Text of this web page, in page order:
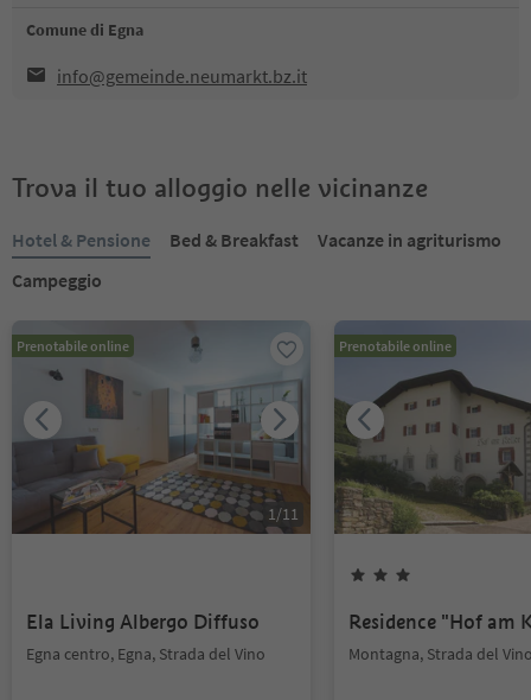
Comune di Egna
info@gemeinde.neumarkt.bz.it
Trova il tuo alloggio nelle vicinanze
Hotel & Pensione Bed & Breakfast
Vacanze in agriturismo
Campeggio
Prenotabile online
1/11
Ela Living Albergo Diffuso
Egna centro, Egna, Strada del Vino
Prenotabile online
Residence "Hof am
Montagna, Strada del